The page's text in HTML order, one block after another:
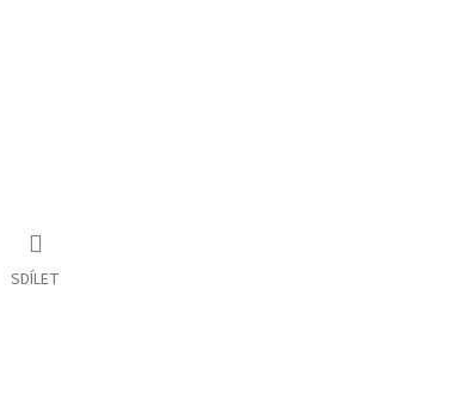
SDÍLET